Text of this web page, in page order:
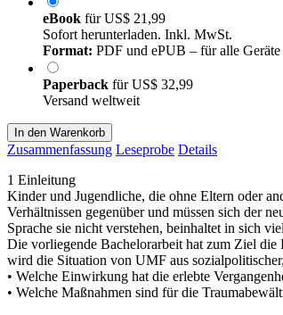
eBook fürUS$ 21,99
Sofort herunterladen. Inkl. MwSt.
Format: PDF und ePUB – für alle Geräte
Paperback fürUS$ 32,99
Versand weltweit
In den Warenkorb
Zusammenfassung Leseprobe Details
1 Einleitung
Kinder und Jugendliche, die ohne Eltern oder
Verhältnissen gegenüber und müssen sich der
Sprache sie nicht verstehen, beinhaltet in sich
Die vorliegende Bachelorarbeit hat zum Ziel die
wird die Situation von UMF aus
• Welche Einwirkung hat die erlebte
• Welche Maßnahmen sind für die